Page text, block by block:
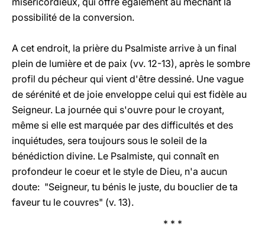
possibilité de la conversion.
A cet endroit, la prière du Psalmiste arrive à un final
plein de lumière et de paix (vv. 12-13), après le sombre
profil du pécheur qui vient d'être dessiné. Une vague
de sérénité et de joie enveloppe celui qui est fidèle au
Seigneur. La journée qui s'ouvre pour le croyant,
même si elle est marquée par des difficultés et des
inquiétudes, sera toujours sous le soleil de la
bénédiction divine. Le Psalmiste, qui connaît en
profondeur le coeur et le style de Dieu, n'a aucun
doute: "Seigneur, tu bénis le juste, du bouclier de ta
faveur tu le couvres" (v. 13).
* * *